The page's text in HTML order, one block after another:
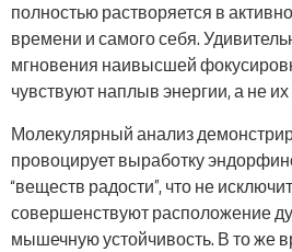
полностью растворяется в
времени и самого себя.
мгновения наивысшей
чувствуют наплыв энергии, а не
Молекулярный анализ
провоцирует выработку
“веществ радости”, что не
совершенствуют расположение
мышечную устойчивость. В то же